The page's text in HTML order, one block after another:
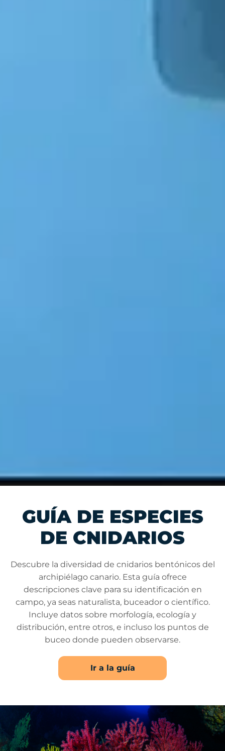
GUÍA DE ESPECIES
DE CNIDARIOS
Descubre la diversidad de cnidarios bentónicos del
archipiélago canario. Esta guía ofrece
descripciones clave para su identificación en
campo, ya seas naturalista, buceador o científico.
Incluye datos sobre morfología, ecología y
distribución, entre otros, e incluso los puntos de
buceo donde pueden observarse.
Ir a la guía